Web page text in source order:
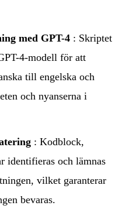
med GPT-4 : Skriptet
4-modell för att
till engelska och
och nyanserna i
: Kodblock,
identifieras och lämnas
vilket garanterar
bevaras.